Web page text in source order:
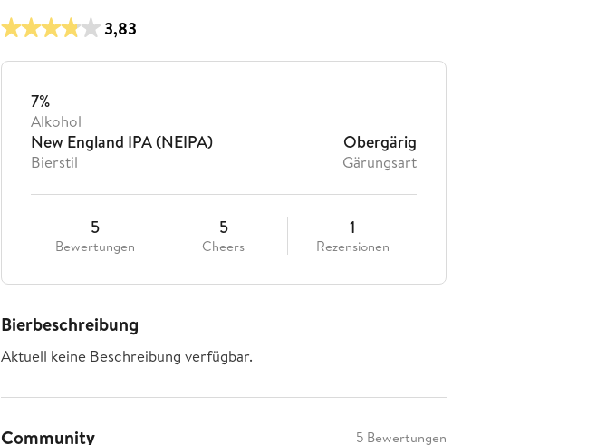
3,83
7%
Alkohol
New England IPA (NEIPA)
Bierstil
Obergärig
Gärungsart
5
Bewertungen
5
Cheers
1
Rezensionen
Bierbeschreibung
Aktuell keine Beschreibung verfügbar.
Community
5 Bewertungen